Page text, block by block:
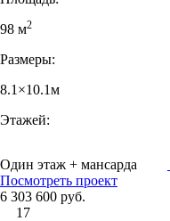
98 м2
Размеры:
8.1×10.1м
Этажей:
Один этаж + мансарда
Посмотреть проект
6 303 600 руб.
17